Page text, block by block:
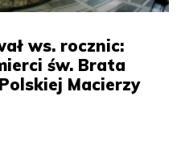
ws. rocznic:
św. Brata
Macierzy